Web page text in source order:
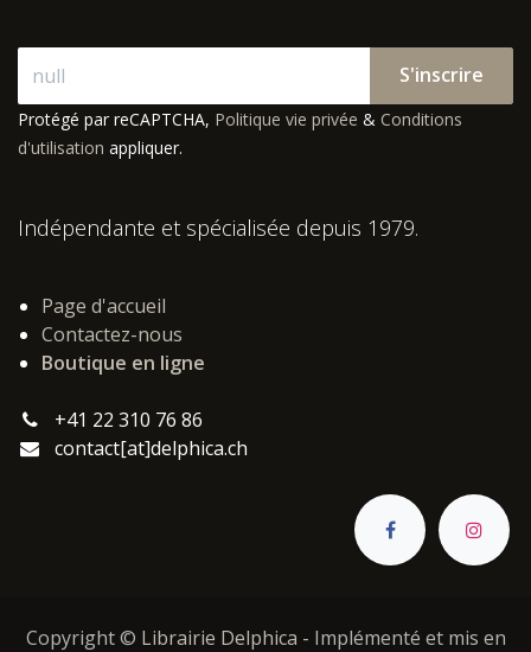
S'inscrire
Protégé par reCAPTCHA, Politique vie privée & Conditions
d'utilisation appliquer.
Indépendante et spécialisée depuis 1979.
Page d'accueil
Contactez-nous
Boutique en ligne
+41 22 310 76 86
contact[at]delphica.ch
Copyright © Librairie Delphica - Implémenté et mis en